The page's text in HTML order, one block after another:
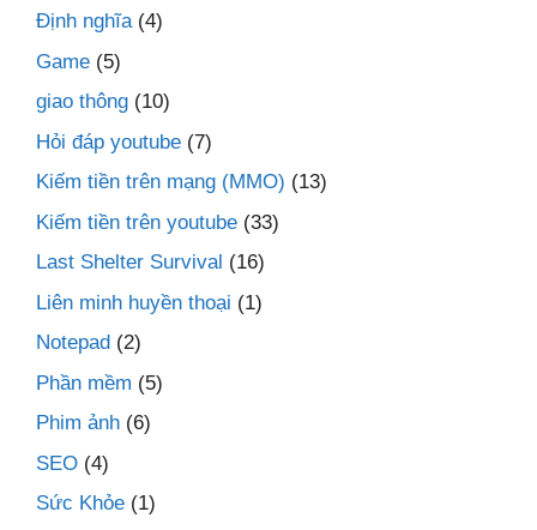
Định nghĩa(4)
Game (5)
giao thông (10)
Hỏi đáp youtube (7)
Kiếm tiền trên mạng (MMO) (13)
Kiếm tiền trên youtube (33)
Last Shelter Survival (16)
Liên minh huyền thoại (1)
Notepad (2)
Phần mềm (5)
Phim ảnh (6)
SEO (4)
Sức Khỏe (1)